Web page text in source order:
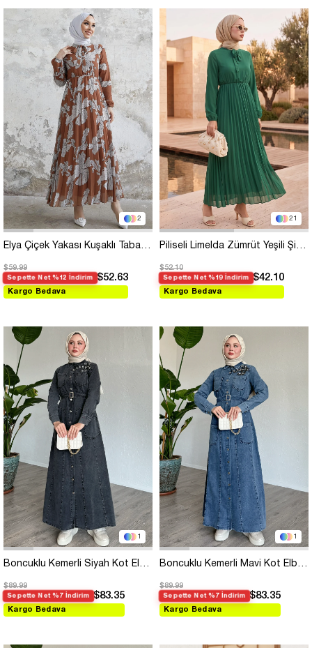
2
Elya Çiçek Yakası Kuşaklı Taba Şifon Elbise
$59.99
Sepette Net %12 İndirim $52.63
Kargo Bedava
21
Piliseli Limelda Zümrüt Yeşili Şifon Elbise
$52.10
Sepette Net %19 İndirim $42.10
Kargo Bedava
1
Boncuklu Kemerli Siyah Kot Elbise
$89.99
Sepette Net %7 İndirim $83.35
Kargo Bedava
1
Boncuklu Kemerli Mavi Kot Elbise
$89.99
Sepette Net %7 İndirim $83.35
Kargo Bedava